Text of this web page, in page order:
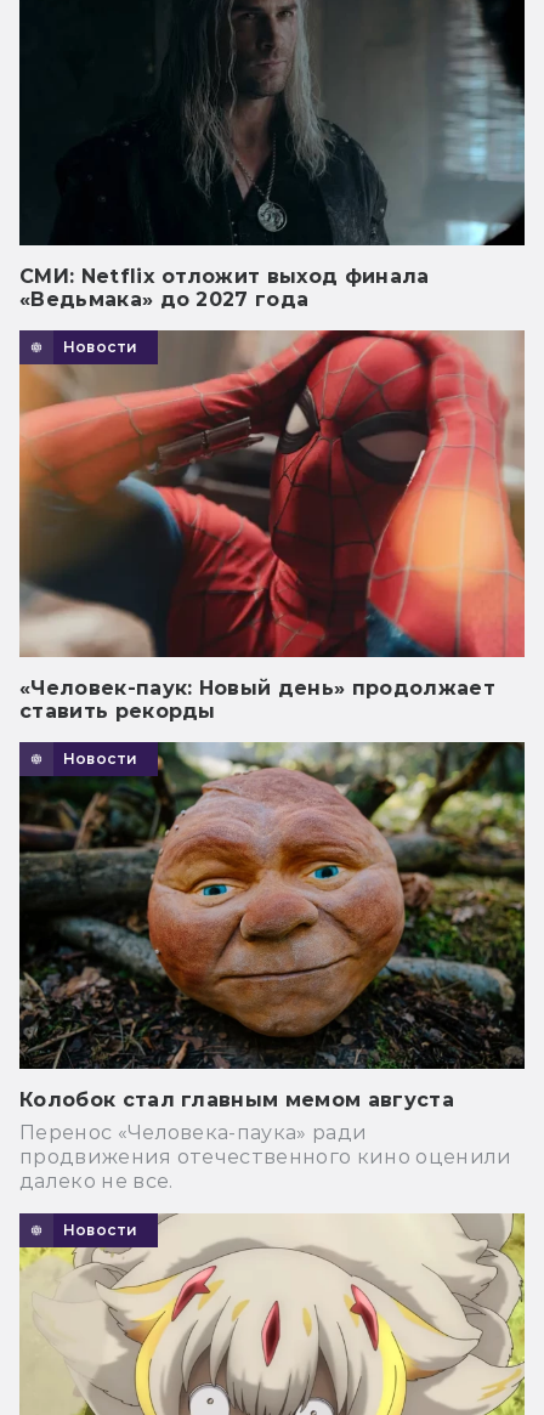
СМИ: Netflix отложит выход финала
«Ведьмака» до 2027 года
Новости
«Человек-паук: Новый день» продолжает
ставить рекорды
Новости
Колобок стал главным мемом августа
Перенос «Человека-паука» ради
продвижения отечественного кино оценили
далеко не все.
Новости